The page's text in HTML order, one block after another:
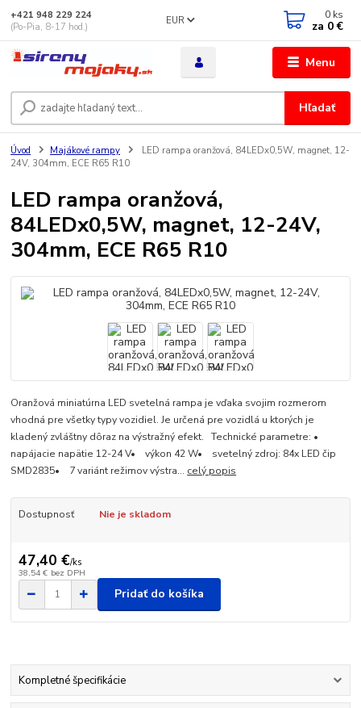
Menu
EUR
Hľadať
+421 948 229 224
(Po-Pia, 8-17 hod.)
0 ks
za 0 €
Úvod Majákové rampy
LED rampa oranžová, 84LEDx0,5W, magnet, 12-
24V, 304mm, ECE R65 R10
LED rampa oranžová,
84LEDx0,5W, magnet, 12-24V,
304mm, ECE R65 R10
Oranžová miniatúrna LED svetelná rampa je vďaka svojim rozmerom
vhodná pre všetky typy vozidiel. Je určená pre vozidlá u ktorých je
kladený zvláštny dôraz na výstražný efekt. Technické parametre: •
napájacie napätie 12-24 V• výkon 42 W• svetelný zdroj: 84x LED čip
SMD2835• 7 variánt režimov výstra... celý popis
Dostupnosť Nie je skladom
47,40 €/ks
38,54 € bez DPH
Pridať do košíka
Kompletné špecifikácie